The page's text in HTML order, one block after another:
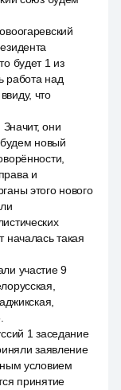
будет 1 из
работа над
что
Значит, они
новый
и
этого нового
началась такая
участие 9
1 заседание
заявление
условием
принятие